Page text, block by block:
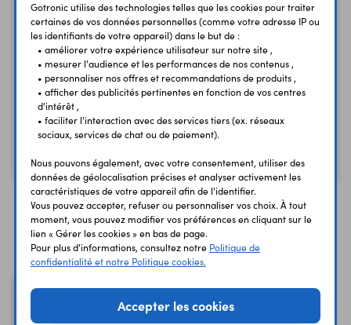
Cordon 1 m USBC-1M
USB A - USB type C -
2.0 - M/M
3,58 € HT Code : 49204
Accu LiPo PR523450
3,7 Vcc - 1000 mAh
8,25 € HT
Vous avez déja consulté
Gotronic utilise des technologies telles que les cookies pour traiter
certaines de vos données personnelles (comme votre adresse IP ou
les identifiants de votre appareil) dans le but de :
• améliorer votre expérience utilisateur sur notre site ,
• mesurer l'audience et les performances de nos contenus ,
• personnaliser nos offres et recommandations de produits ,
• afficher des publicités pertinentes en fonction de vos centres
d'intérêt ,
• faciliter l'interaction avec des services tiers (ex. réseaux
sociaux, services de chat ou de paiement).
Nous pouvons également, avec votre consentement, utiliser des
données de géolocalisation précises et analyser activement les
caractéristiques de votre appareil afin de l'identifier.
Vous pouvez accepter, refuser ou personnaliser vos choix. À tout
moment, vous pouvez modifier vos préférences en cliquant sur le
lien « Gérer les cookies » en bas de page.
Pour plus d'informations, consultez notre Politique de
confidentialité et notre Politique cookies.
Accepter les cookies